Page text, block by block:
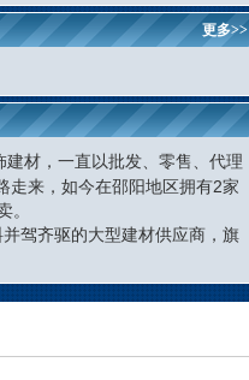
更多>>
材，一直以批发、零售、代理
走来，如今在邵阳地区拥有2家
。
驾齐驱的大型建材供应商，旗